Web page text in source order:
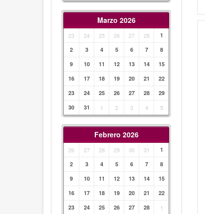
Marzo 2026
23 24 25 26 27 28
1
2
3 4 5 6 7
8
9
10 11 12 13 14
15
16
17 18 19 20 21
22
23
24 25 26 27 28
29
30
31 1 2 3 4 5
Febrero 2026
26 27 28 29 30 31
1
2
3 4 5 6 7
8
9
10 11 12 13 14
15
16
17 18 19 20 21
22
23
24 25 26 27 28 1